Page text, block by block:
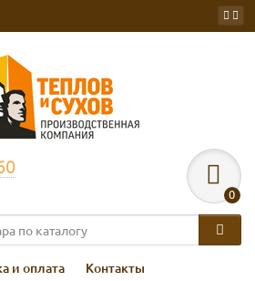
0
и оплата
Контакты